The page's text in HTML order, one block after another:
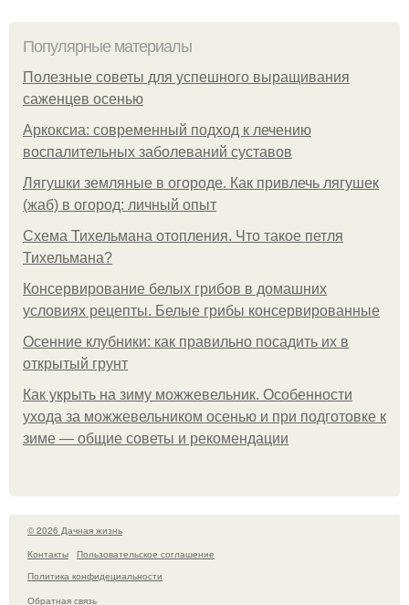
Популярные материалы
Полезные советы для успешного выращивания
саженцев осенью
Аркоксиа: современный подход к лечению
воспалительных заболеваний суставов
Лягушки земляные в огороде. Как привлечь лягушек
(жаб) в огород: личный опыт
Схема Тихельмана отопления. Что такое петля
Тихельмана?
Консервирование белых грибов в домашних
условиях рецепты. Белые грибы консервированные
Осенние клубники: как правильно посадить их в
открытый грунт
Как укрыть на зиму можжевельник. Особенности
ухода за можжевельником осенью и при подготовке к
зиме — общие советы и рекомендации
© 2026 Дачная жизнь
Контакты
Пользовательское соглашение
Политика конфидециальности
Обратная связь